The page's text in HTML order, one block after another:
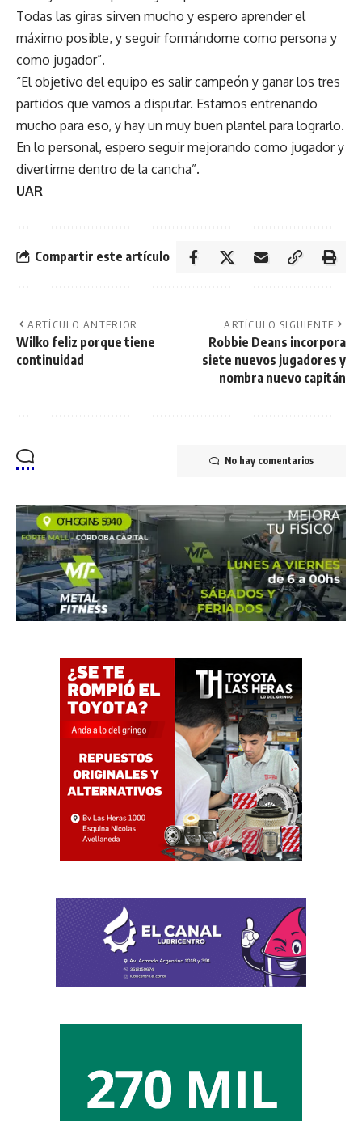
Todas las giras sirven mucho y espero aprender el
máximo posible, y seguir formándome como persona y
como jugador”.
“El objetivo del equipo es salir campeón y ganar los tres
partidos que vamos a disputar. Estamos entrenando
mucho para eso, y hay un muy buen plantel para lograrlo.
En lo personal, espero seguir mejorando como jugador y
divertirme dentro de la cancha”.
UAR
Compartir este artículo
ARTÍCULO ANTERIOR
Wilko feliz porque tiene
continuidad
ARTÍCULO SIGUIENTE
Robbie Deans incorpora
siete nuevos jugadores y
nombra nuevo capitán
No hay comentarios